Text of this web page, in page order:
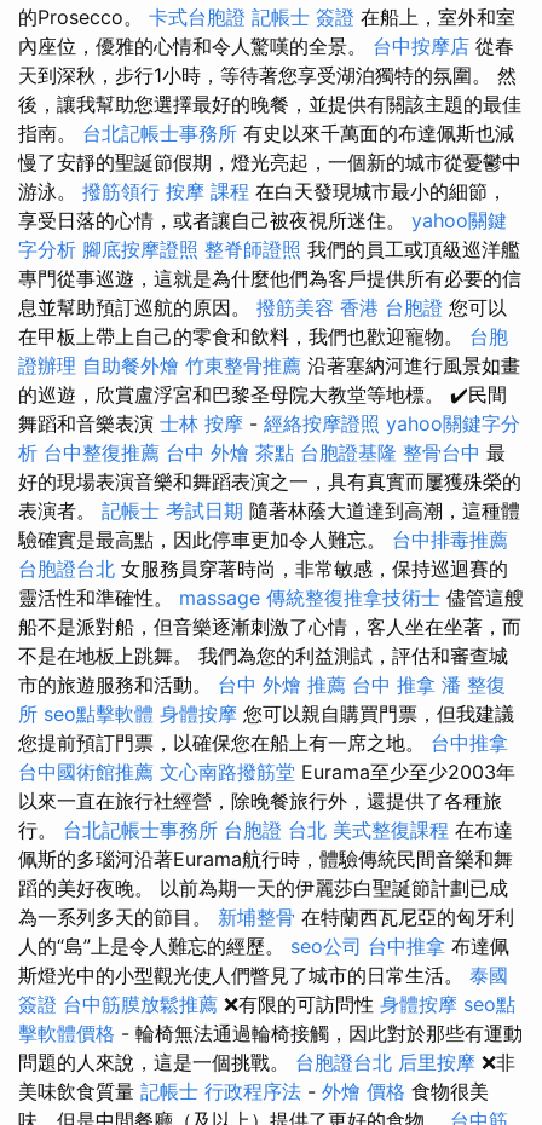
的Prosecco。 卡式台胞證 記帳士 簽證 在船上，室外和室
內座位，優雅的心情和令人驚嘆的全景。 台中按摩店 從春
天到深秋，步行1小時，等待著您享受湖泊獨特的氛圍。 然
後，讓我幫助您選擇最好的晚餐，並提供有關該主題的最佳
指南。 台北記帳士事務所 有史以來千萬面的布達佩斯也減
慢了安靜的聖誕節假期，燈光亮起，一個新的城市從憂鬱中
游泳。 撥筋領行 按摩 課程 在白天發現城市最小的細節，
享受日落的心情，或者讓自己被夜視所迷住。 yahoo關鍵
字分析 腳底按摩證照 整脊師證照 我們的員工或頂級巡洋艦
專門從事巡遊，這就是為什麼他們為客戶提供所有必要的信
息並幫助預訂巡航的原因。 撥筋美容 香港 台胞證 您可以
在甲板上帶上自己的零食和飲料，我們也歡迎寵物。 台胞
證辦理 自助餐外燴 竹東整骨推薦 沿著塞納河進行風景如畫
的巡遊，欣賞盧浮宮和巴黎圣母院大教堂等地標。 ✔️民間
舞蹈和音樂表演 士林 按摩 - 經絡按摩證照 yahoo關鍵字分
析 台中整復推薦 台中 外燴 茶點 台胞證基隆 整骨台中 最
好的現場表演音樂和舞蹈表演之一，具有真實而屢獲殊榮的
表演者。 記帳士 考試日期 隨著林蔭大道達到高潮，這種體
驗確實是最高點，因此停車更加令人難忘。 台中排毒推薦
台胞證台北 女服務員穿著時尚，非常敏感，保持巡迴賽的
靈活性和準確性。 massage 傳統整復推拿技術士 儘管這艘
船不是派對船，但音樂逐漸刺激了心情，客人坐在坐著，而
不是在地板上跳舞。 我們為您的利益測試，評估和審查城
市的旅遊服務和活動。 台中 外燴 推薦 台中 推拿 潘 整復
所 seo點擊軟體 身體按摩 您可以親自購買門票，但我建議
您提前預訂門票，以確保您在船上有一席之地。 台中推拿
台中國術館推薦 文心南路撥筋堂 Eurama至少至少2003年
以來一直在旅行社經營，除晚餐旅行外，還提供了各種旅
行。 台北記帳士事務所 台胞證 台北 美式整復課程 在布達
佩斯的多瑙河沿著Eurama航行時，體驗傳統民間音樂和舞
蹈的美好夜晚。 以前為期一天的伊麗莎白聖誕節計劃已成
為一系列多天的節目。 新埔整骨 在特蘭西瓦尼亞的匈牙利
人的“島”上是令人難忘的經歷。 seo公司 台中推拿 布達佩
斯燈光中的小型觀光使人們瞥見了城市的日常生活。 泰國
簽證 台中筋膜放鬆推薦 ❌有限的可訪問性 身體按摩 seo點
擊軟體價格 - 輪椅無法通過輪椅接觸，因此對於那些有運動
問題的人來說，這是一個挑戰。 台胞證台北 后里按摩 ❌非
美味飲食質量 記帳士 行政程序法 - 外燴 價格 食物很美
味，但是中間餐廳（及以上）提供了更好的食物。 台中筋